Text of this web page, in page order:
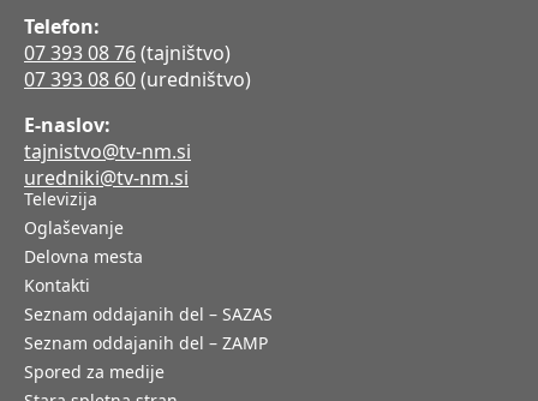
Telefon:
07 393 08 76(tajništvo)
07 393 08 60(uredništvo)
E-naslov:
tajnistvo@tv-nm.si
uredniki@tv-nm.si
Televizija
Oglaševanje
Delovna mesta
Kontakti
Seznam oddajanih del – SAZAS
Seznam oddajanih del – ZAMP
Spored za medije